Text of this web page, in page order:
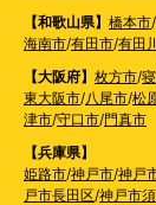
【和歌山県】 橋本市/
海南市/有田市/有田
【大阪府】 枚方市/
東大阪市/八尾市/松
津市/守口市/門真市
【兵庫県】
姫路市/神戸市/神戸
戸市長田区/神戸市